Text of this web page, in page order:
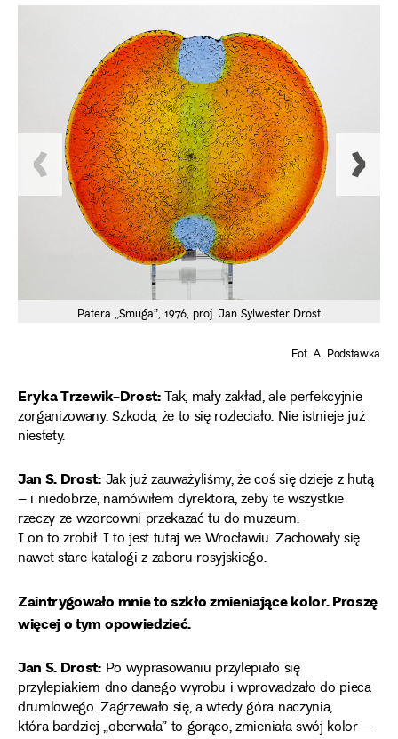
Patera „Smuga”, 1976, proj. Jan Sylwester Drost
Fot. A. Podstawka
Eryka Trzewik-Drost:Tak, mały zakład, ale perfekcyjnie
zorganizowany. Szkoda, że to się rozleciało. Nie istnieje już
niestety.
Jan S. Drost:Jak już zauważyliśmy, że coś się dzieje z hutą
– i niedobrze, namówiłem dyrektora, żeby te wszystkie
rzeczy ze wzorcowni przekazać tu do muzeum.
I on to zrobił. I to jest tutaj we Wrocławiu. Zachowały się
nawet stare katalogi z zaboru rosyjskiego.
Zaintrygowało mnie to szkło zmieniające kolor. Proszę
więcej o tym opowiedzieć.
Jan S. Drost:Po wyprasowaniu przylepiało się
przylepiakiem dno danego wyrobu i wprowadzało do pieca
drumlowego. Zagrzewało się, a wtedy góra naczynia,
która bardziej „oberwała” to gorąco, zmieniała swój kolor –